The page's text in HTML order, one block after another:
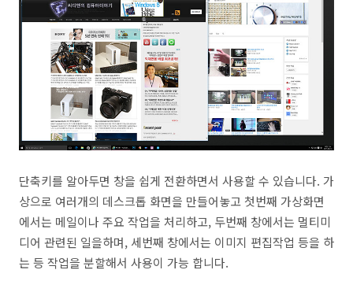
단축키를 알아두면 창을 쉽게 전환하면서 사용할 수 있습니다. 가
상으로 여러개의 데스크톱 화면을 만들어놓고 첫번째 가상화면
에서는 메일이나 주요 작업을 처리하고, 두번째 창에서는 멀티미
디어 관련된 일을하며, 세번째 창에서는 이미지 편집작업 등을 하
는 등 작업을 분할해서 사용이 가능 합니다.